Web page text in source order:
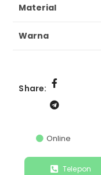
Material
Warna
Share:
Online
Telepon